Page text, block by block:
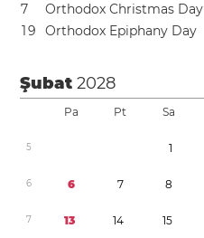
7
Orthodox Christmas Day
19 Orthodox Epiphany Day
Şubat2028
Pa Pt Sa
5 1
6 6 7 8
7 13 14 15